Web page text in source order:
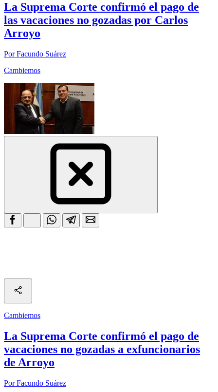
La Suprema Corte confirmó el pago de
las vacaciones no gozadas por Carlos
Arroyo
Por Facundo Suárez
Cambiemos
Cambiemos
La Suprema Corte confirmó el pago de
vacaciones no gozadas a exfuncionarios
de Arroyo
Por Facundo Suárez